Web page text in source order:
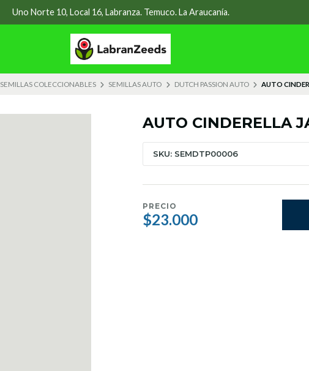
Uno Norte 10, Local 16, Labranza. Temuco. La Araucanía.
SEMILLAS COLECCIONABLES SEMILLAS AUTO DUTCH PASSION AUTO AUTO
AUTO CINDERELLA
SKU: SEMDTP00006
PRECIO
$23.000